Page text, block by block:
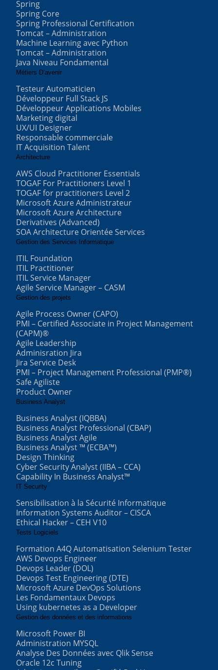
Spring
Spring Core
Spring Professional Certification
Tomcat – Administration
Machine Learning avec Python
Tomcat – Administration
Java Niveau Fondamental
Métiers D’avenir
Testeur Automaticien
Développeur Full Stack JS
Développeur Applications Mobiles
Marketing digital
UX/UI Designer
Responsable commerciale
IT Acquisition Talent
Architecture
AWS Cloud Practitioner Essentials
TOGAF For Practitioners Level 1
TOGAF for practitioners Level 2
Microsoft Azure Administrateur
Microsoft Azure Architecture
Derivatives (Advanced)
SOA Architecture Orientée Services
Gestion des Services Informatique
ITIL Foundation
ITIL Practitioner
ITIL Service Manager
Agile Service Manager – CASM
Gestion des projets
Agile Process Owner (CAPO)
PMI – Certified Associate in Project Management
(CAPM)®
Agile Leadership
Adminisration Jira
Jira Service Desk
PMI – Project Management Professional (PMP®)
Safe Agiliste
Product Owner
Business Analyst
Business Analyst (IQBBA)
Business Analyst Professional (CBAP)
Business Analyst Agile
Business Analyst ™ (ECBA™)
Design Thinking
Cyber Security Analyst (IIBA – CCA)
Capability In Business Analyst™
IT Security
Sensibilisation à la Sécurité Informatique
Information Systems Auditor – CISCA
Ethical Hacker – CEH V10
Tests Logiciels
Formation A4Q Automatisation Selenium Tester
AWS Devops Engineer
Devops Leader (DOL)
Devops Test Engineering (DTE)
Microsoft Azure DevOps Solutions
Les Fondamentaux Devops
Using kubernetes as a Developer
Gestion des données et des informations
Microsoft Power BI
Administration MYSQL
Analyse Des Données avec Qlik Sense
Oracle 12c Tuning